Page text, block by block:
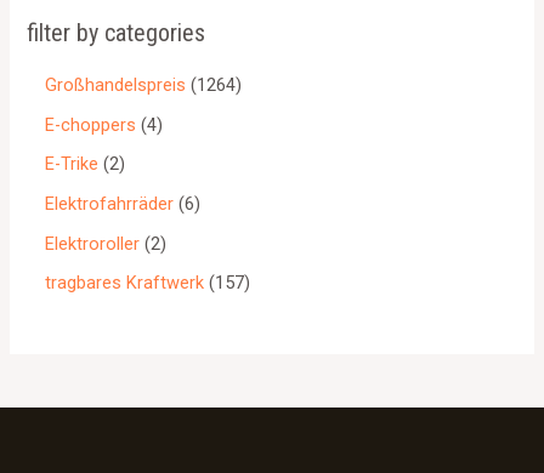
filter by categories
Großhandelspreis
1264
E-choppers 4
E-Trike 2
Elektrofahrräder 6
Elektroroller 2
tragbares Kraftwerk 157